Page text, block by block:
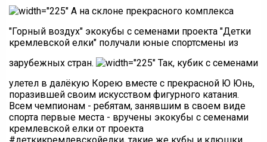
А на склоне прекрасного комплекса
"Горный воздух" экокубы с семенами проекта "Детки
кремлевской елки" получали юные спортсмены из
зарубежных стран.
Так, кубик с семенами
улетел в далёкую Корею вместе с прекрасной Ю Юнь,
поразившей своим искусством фигурного катания.
Всем чемпионам - ребятам, занявшим в своем виде
спорта первые места - вручены экокубы с семенами
кремлевской елки от проекта